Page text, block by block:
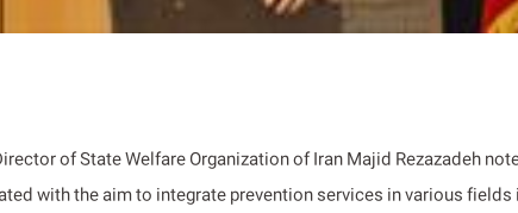
of State Welfare Organization of Iran Majid Rezazadeh
with the aim to integrate prevention services in various